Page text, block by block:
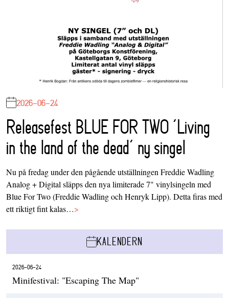
2026-06-24
Releasefest BLUE FOR TWO ‘Living
in the land of the dead’ ny singel
Nu på fredag under den pågående utställningen Freddie Wadling
Analog + Digital släpps den nya limiterade 7" vinylsingeln med
Blue For Two (Freddie Wadling och Henryk Lipp). Detta firas med
ett riktigt fint kalas…>
KALENDERN
2026-06-24
Minifestival: "Escaping The Map"